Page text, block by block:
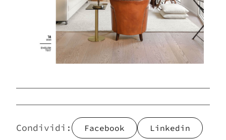
Condividi: Facebook Linkedin